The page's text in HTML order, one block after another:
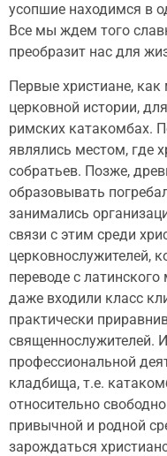
усопшие находимся в
Все мы ждем того
преобразит нас для
Первые христиане,
церковной истории,
римских катакомбах.
являлись местом, где
собратьев. Позже,
образовывать
занимались
связи с этим среди
церковнослужителей,
переводе с
даже входили класс
практически
священнослужителей.
профессиональной
кладбища, т.е.
относительно
привычной и родной
зарождаться